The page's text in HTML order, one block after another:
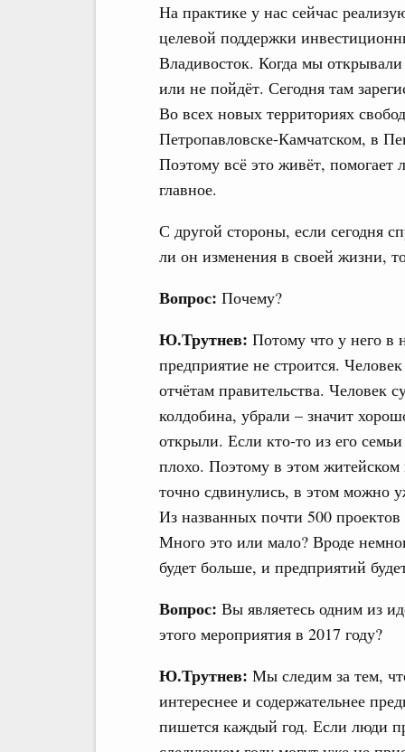
На практике у нас сейчас
целевой поддержки
Владивосток. Когда мы
или не пойдёт. Сегодня там
Во всех новых территориях
Петропавловске-Камчатском, в
Поэтому всё это живёт, помогает
главное.
С другой стороны, если сегодня
ли он изменения в своей жизни,
Вопрос: Почему?
Ю.Трутнев: Потому что у него в
предприятие не строится.
отчётам правительства. Человек
колдобина, убрали – значит
открыли. Если кто-то из его
плохо. Поэтому в этом
точно сдвинулись, в этом можно
Из названных почти 500
Много это или мало? Вроде
будет больше, и предприятий
Вопрос: Вы являетесь одним из
этого мероприятия в 2017 году?
Ю.Трутнев: Мы следим за тем,
интереснее и содержательнее
пишется каждый год. Если люди